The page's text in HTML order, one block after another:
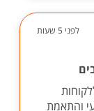
לפני 5 שעות
והתאמת